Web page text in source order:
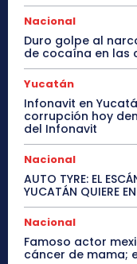
Nacional
Duro golpe al
de cocaína en las
Yucatán
Infonavit en
corrupción hoy
del Infonavit
Nacional
AUTO TYRE: EL
YUCATÁN QUIERE
Nacional
Famoso actor
cáncer de mama;